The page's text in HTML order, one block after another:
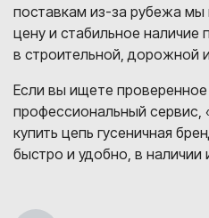
поставкам из-за рубежа
цену и стабильное наличие
в строительной, дорожной
Если вы ищете проверенное
профессиональный
купить цепь гусеничная
быстро и удобно, в наличии